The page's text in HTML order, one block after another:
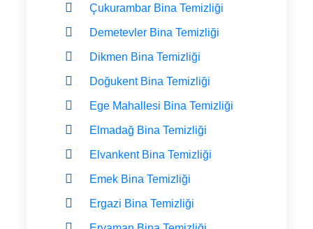
Çukurambar Bina Temizliği
Demetevler Bina Temizliği
Dikmen Bina Temizliği
Doğukent Bina Temizliği
Ege Mahallesi Bina Temizliği
Elmadağ Bina Temizliği
Elvankent Bina Temizliği
Emek Bina Temizliği
Ergazi Bina Temizliği